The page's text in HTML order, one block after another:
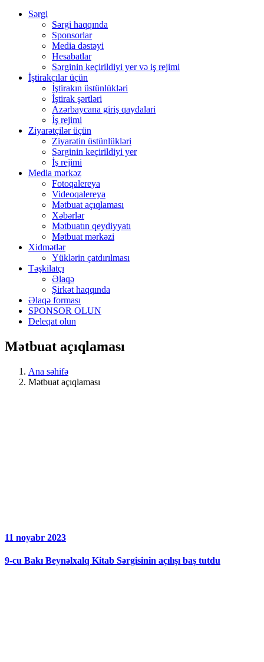
Sərgi
Sərgi haqqında
Sponsorlar
Media dəstəyi
Hesabatlar
Sərginin keçirildiyi yer və iş rejimi
İştirakçılar üçün
İştirakın üstünlükləri
İştirak şərtləri
Azərbaycana giriş qaydalari
İş rejimi
Ziyarətçilər üçün
Ziyarətin üstünlükləri
Sərginin keçirildiyi yer
İş rejimi
Media mərkəz
Fotoqalereya
Videoqalereya
Mətbuat açıqlaması
Xəbərlər
Mətbuatın qeydiyyatı
Mətbuat mərkəzi
Xidmətlər
Yüklərin çatdırılması
Təşkilatçı
Əlaqə
Şirkət haqqında
Əlaqə forması
SPONSOR OLUN
Deleqat olun
Mətbuat açıqlaması
Ana səhifə
Mətbuat açıqlaması
11 noyabr 2023
9-cu Bakı Beynəlxalq Kitab Sərgisinin açılışı baş tutdu